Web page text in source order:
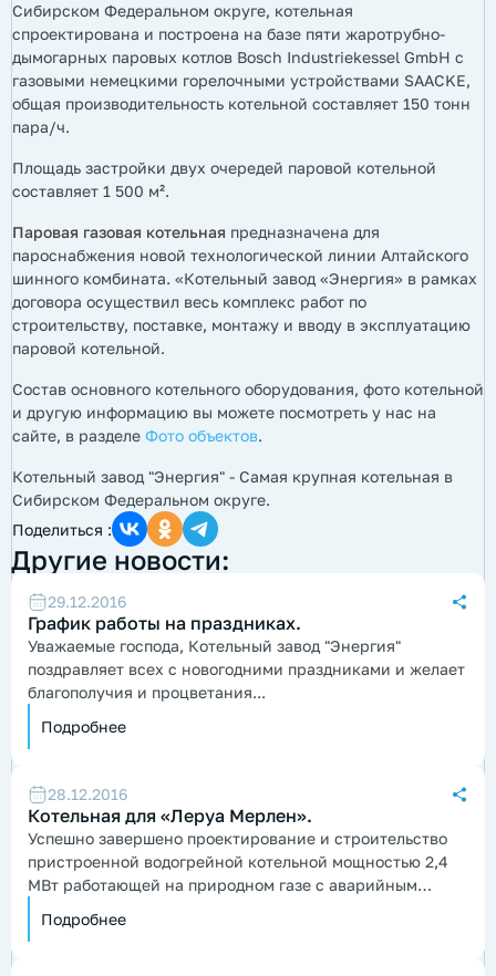
Сибирском Федеральном округе, котельная
спроектирована и построена на базе пяти жаротрубно-
дымогарных паровых котлов Bosсh Industriekessel GmbH с
газовыми немецкими горелочными устройствами SAACKE,
общая производительность котельной составляет 150 тонн
пара/ч.
Площадь застройки двух очередей паровой котельной
составляет 1 500 м².
Паровая газовая котельная предназначена для
пароснабжения новой технологической линии Алтайского
шинного комбината. «Котельный завод «Энергия» в рамках
договора осуществил весь комплекс работ по
строительству, поставке, монтажу и вводу в эксплуатацию
паровой котельной.
Состав основного котельного оборудования, фото котельной
и другую информацию вы можете посмотреть у нас на
сайте, в разделе Фото объектов.
Котельный завод "Энергия" - Самая крупная котельная в
Сибирском Федеральном округе.
Поделиться :
Другие новости:
29.12.2016
График работы на праздниках.
Уважаемые господа, Котельный завод "Энергия"
поздравляет всех с новогодними праздниками и желает
благополучия и процветания...
Подробнее
28.12.2016
Котельная для «Леруа Мерлен».
Успешно завершено проектирование и строительство
пристроенной водогрейной котельной мощностью 2,4
МВт работающей на природном газе с аварийным
Подробнее